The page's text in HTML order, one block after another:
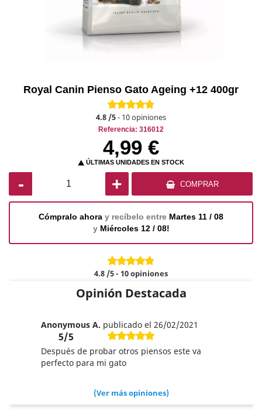
Royal Canin Pienso Gato Ageing +12 400gr
4.8 /5- 10opiniones
Referencia: 316012
4,99 €
 ÚLTIMAS UNIDADES EN STOCK
- + COMPRAR
Cómpralo ahora y recíbelo entre Martes 11 / 08
y Miércoles 12 / 08!
4.8 /5- 10opiniones
Opinión Destacada
Anonymous A. publicado el 26/02/2021
5/5
Después de probar otros piensos este va
perfecto para mi gato
(Ver más opiniones)